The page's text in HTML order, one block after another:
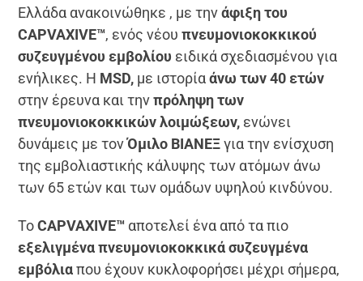
Ελλάδα ανακοινώθηκε , με τηνάφιξη του
CAPVAXIVE™, ενός νέουπνευμονιοκοκκικού
συζευγμένου εμβολίου ειδικά σχεδιασμένου για
ενήλικες. Η MSD, με ιστορίαάνω των 40 ετών
στην έρευνα και τηνπρόληψη των
πνευμονιοκοκκικών λοιμώξεων, ενώνει
δυνάμεις με τονΌμιλο ΒΙΑΝΕΞγια την ενίσχυση
της εμβολιαστικής κάλυψης των ατόμων άνω
των 65 ετών και των ομάδων υψηλού κινδύνου.
ΤοCAPVAXIVE™ αποτελεί ένα από τα πιο
εξελιγμένα πνευμονιοκοκκικά συζευγμένα
εμβόλιαπου έχουν κυκλοφορήσει μέχρι σήμερα,